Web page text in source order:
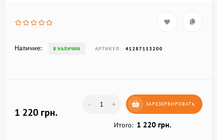
Наличие: В НАЛИЧИИ АРТИКУЛ: 41287113200
1 220 грн.
- + ЗАРЕЗЕРВИРОВАТЬ
Итого: 1 220 грн.